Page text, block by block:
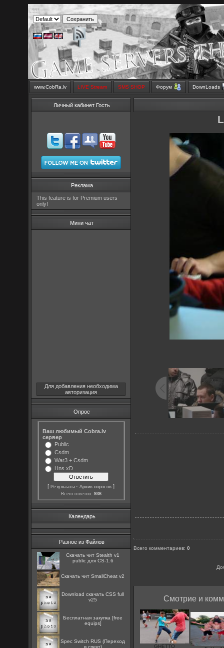
www.CobRa.lv LIVE Stream SMS SHOP Форум DownLoads
Личный кабинет Гость
Реклама
This feature is for Premium users
only!
Мини чат
Для добавления необходима
авторизация
Опрос
Ваш любимый Cobra.lv
сервер
Public
Csdm
War3 + Csdm
Hns xD
[Результаты ·Архив опросов ]
Всего ответов: 936
Календарь
Разное из Файлов
Скачать чит Stealth v1
public для CS-1.6
Скачать чит SmallCheat v2
Download скачать CSS full
v25
Бесплатная закупка [free
equips]
Spec Switch RUS (Переход
в спект)
Всего комментариев:0
Смотрие и
GHETTO